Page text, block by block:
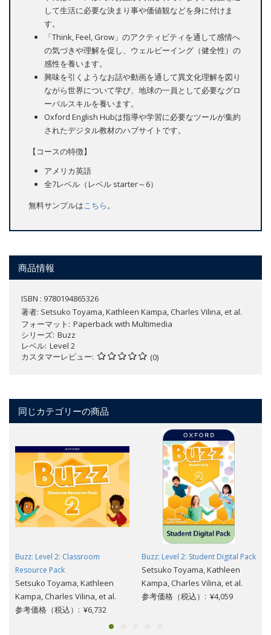
して生活に必要な決まり事や価値観などを身に付けま
す。
「Think, Feel, Grow」のアクティビティを通して感情へ
の気づきや理解を促し、ウェルビーイング（健全性）の
感性を養います。
興味を引くようなお話や動画を通して異文化理解を図り
ながら世界について学び、地球の一員として必要なグロ
ーバルスキルを養います。
Oxford English Hubは指導や学習に必要なツールが集約
されたデジタル教材のハブサイトです。
【コースの特徴】
アメリカ英語
全7レベル（レベル starter～6）
無料サンプルはこちら。
商品情報
ISBN : 9780194865326
著者: Setsuko Toyama, Kathleen Kampa, Charles Vilina, et al.
フォーマット
Paperback with Multimedia
シリーズ Buzz
レベル Level 2
カスタマーレビュー
(0)
同じカテゴリーの商品
Buzz: Level 2: Classroom
Resource Pack
Setsuko Toyama, Kathleen
Kampa, Charles Vilina, et al.
参考価格（税込）: ¥6,732
Buzz: Level 2: Student Digital Pack
Setsuko Toyama, Kathleen
Kampa, Charles Vilina, et al.
参考価格（税込）: ¥4,059